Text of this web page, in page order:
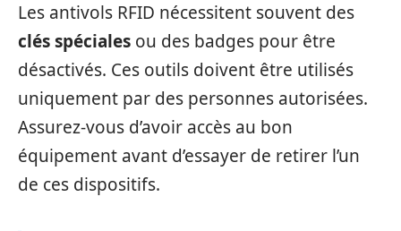
Les antivols RFID nécessitent souvent des
clés spéciales ou des badges pour être
désactivés. Ces outils doivent être utilisés
uniquement par des personnes autorisées.
Assurez-vous d’avoir accès au bon
équipement avant d’essayer de retirer l’un
de ces dispositifs.